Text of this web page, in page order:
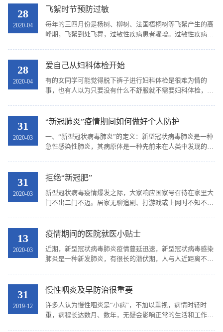
28
2020-04
飞絮时节预防过敏
每年的三四月份是杨树、柳树、法国梧桐树等飞絮产生的高
峰期，飞絮到处飞舞，过敏性疾病患者骤增。过敏性疾病是
28
2020-04
爱自己从妇科体检开始
有的女同学可能觉得脱下裤子进行妇科体检是很难为情的
事，也有人以为只要没有什么不舒服就不需要妇科体检，或
31
2020-03
“新冠肺炎”疫情期间如何做好个人防护
一、“新型冠状病毒肺炎”的定义：新型冠状病毒肺炎是一种
急性感染性肺炎，其病原体是一种先前未在人类中发现的新
31
2020-03
拒绝“新冠肥”
新型冠状病毒疫情爆发之际，大家响应国家号召待在家里大
门不出二门不迈。居家无聊追剧、打游戏或上网时不知不觉
13
2020-03
疫情期间的医院就医小贴士
近期，新型冠状病毒肺炎疫情蔓延迅速，新型冠状病毒感染
肺炎是一种新发肺炎，有很长的潜伏期，人与人近距离不戴
31
2019-12
慢性咽炎及早防治很重要
许多人认为慢性咽炎是“小病”，不加以重视，病情时轻时
重，病程长达数月、数年，无疑会影响正常的生活和工作，